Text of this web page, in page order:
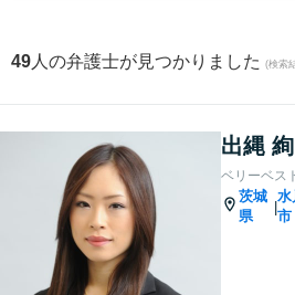
49 人の弁護士が見つかりました (検索
出縄 絢
ベリーベス
茨城
県
|
水
市